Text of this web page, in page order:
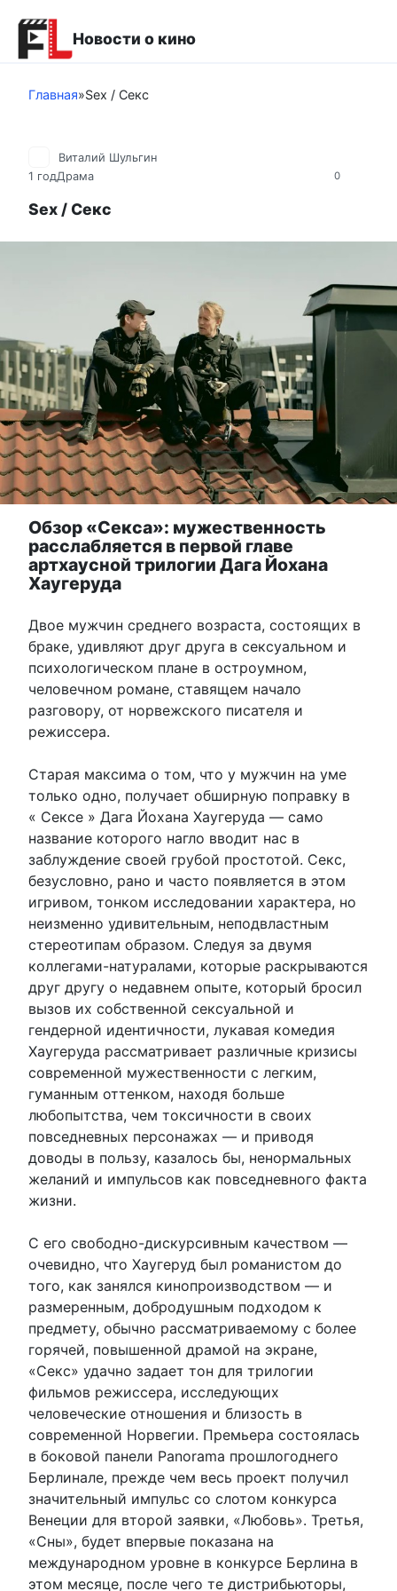
контенту
Новости о кино
Главная»Sex / Секс
0
Виталий Шульгин
1 годДрама
Sex / Секс
Обзор «Секса»: мужественность
расслабляется в первой главе
артхаусной трилогии Дага Йохана
Хаугеруда
Двое мужчин среднего возраста, состоящих в
браке, удивляют друг друга в сексуальном и
психологическом плане в остроумном,
человечном романе, ставящем начало
разговору, от норвежского писателя и
режиссера.
Старая максима о том, что у мужчин на уме
только одно, получает обширную поправку в
« Сексе » Дага Йохана Хаугеруда — само
название которого нагло вводит нас в
заблуждение своей грубой простотой. Секс,
безусловно, рано и часто появляется в этом
игривом, тонком исследовании характера, но
неизменно удивительным, неподвластным
стереотипам образом. Следуя за двумя
коллегами-натуралами, которые раскрываются
друг другу о недавнем опыте, который бросил
вызов их собственной сексуальной и
гендерной идентичности, лукавая комедия
Хаугеруда рассматривает различные кризисы
современной мужественности с легким,
гуманным оттенком, находя больше
любопытства, чем токсичности в своих
повседневных персонажах — и приводя
доводы в пользу, казалось бы, ненормальных
желаний и импульсов как повседневного факта
жизни.
С его свободно-дискурсивным качеством —
очевидно, что Хаугеруд был романистом до
того, как занялся кинопроизводством — и
размеренным, добродушным подходом к
предмету, обычно рассматриваемому с более
горячей, повышенной драмой на экране,
«Секс» удачно задает тон для трилогии
фильмов режиссера, исследующих
человеческие отношения и близость в
современной Норвегии. Премьера состоялась
в боковой панели Panorama прошлогоднего
Берлинале, прежде чем весь проект получил
значительный импульс со слотом конкурса
Венеции для второй заявки, «Любовь». Третья,
«Сны», будет впервые показана на
международном уровне в конкурсе Берлина в
этом месяце, после чего те дистрибьюторы,